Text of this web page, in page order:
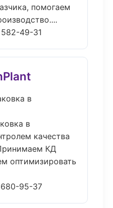
помогаем
49-31
в
в
качества
КД
оптимизировать
95-37